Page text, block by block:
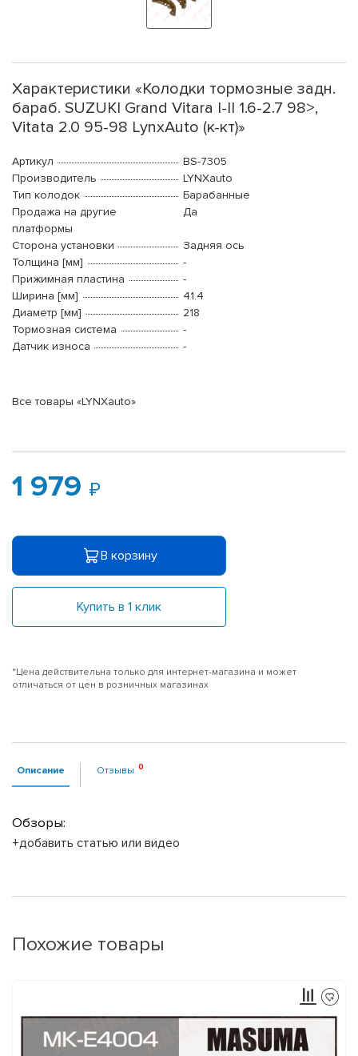
Характеристики «Колодки тормозные задн.
бараб. SUZUKI Grand Vitara I-II 1.6-2.7 98>,
Vitata 2.0 95-98 LynxAuto (к-кт)»
Артикул
BS-7305
Производитель
LYNXauto
Тип колодок
Барабанные
Продажа на другие
платформы
Да
Сторона установки
Задняя ось
Толщина [мм]
-
Прижимная пластина
-
Ширина [мм]
41.4
Диаметр [мм]
218
Тормозная система
-
Датчик износа
-
Все товары «LYNXauto»
1 979
В корзину
Купить в 1 клик
*Цена действительна только для интернет-магазина и может
отличаться от цен в розничных магазинах
Описание Отзывы
Обзоры:
+добавить статью или видео
Похожие товары